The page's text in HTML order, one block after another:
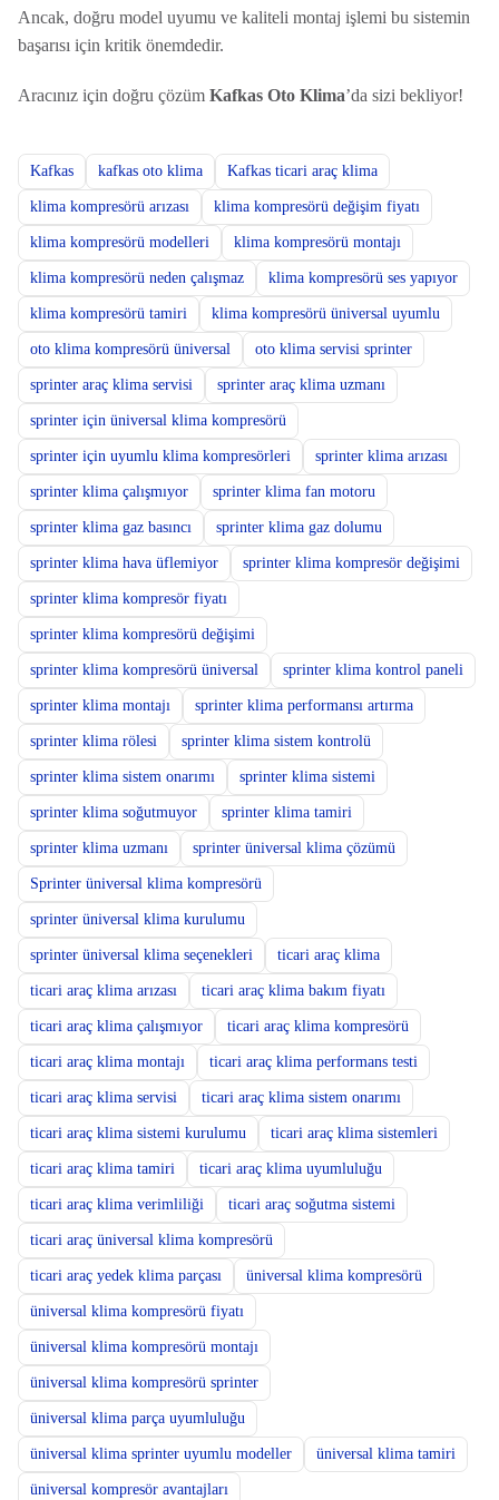
Ancak, doğru model uyumu ve kaliteli montaj işlemi bu sistemin
başarısı için kritik önemdedir.
Aracınız için doğru çözüm Kafkas Oto Klima’da sizi bekliyor!
Kafkas kafkas oto klima Kafkas ticari araç klima
klima kompresörü arızası klima kompresörü değişim fiyatı
klima kompresörü modelleri klima kompresörü montajı
klima kompresörü neden çalışmaz klima kompresörü ses yapıyor
klima kompresörü tamiri klima kompresörü üniversal uyumlu
oto klima kompresörü üniversal oto klima servisi sprinter
sprinter araç klima servisi sprinter araç klima uzmanı
sprinter için üniversal klima kompresörü
sprinter için uyumlu klima kompresörleri sprinter klima arızası
sprinter klima çalışmıyor sprinter klima fan motoru
sprinter klima gaz basıncı sprinter klima gaz dolumu
sprinter klima hava üflemiyor sprinter klima kompresör değişimi
sprinter klima kompresör fiyatı
sprinter klima kompresörü değişimi
sprinter klima kompresörü üniversal sprinter klima kontrol paneli
sprinter klima montajı sprinter klima performansı artırma
sprinter klima rölesi sprinter klima sistem kontrolü
sprinter klima sistem onarımı sprinter klima sistemi
sprinter klima soğutmuyor sprinter klima tamiri
sprinter klima uzmanı sprinter üniversal klima çözümü
Sprinter üniversal klima kompresörü
sprinter üniversal klima kurulumu
sprinter üniversal klima seçenekleri ticari araç klima
ticari araç klima arızası ticari araç klima bakım fiyatı
ticari araç klima çalışmıyor ticari araç klima kompresörü
ticari araç klima montajı ticari araç klima performans testi
ticari araç klima servisi ticari araç klima sistem onarımı
ticari araç klima sistemi kurulumu ticari araç klima sistemleri
ticari araç klima tamiri ticari araç klima uyumluluğu
ticari araç klima verimliliği ticari araç soğutma sistemi
ticari araç üniversal klima kompresörü
ticari araç yedek klima parçası üniversal klima kompresörü
üniversal klima kompresörü fiyatı
üniversal klima kompresörü montajı
üniversal klima kompresörü sprinter
üniversal klima parça uyumluluğu
üniversal klima sprinter uyumlu modeller üniversal klima tamiri
üniversal kompresör avantajları